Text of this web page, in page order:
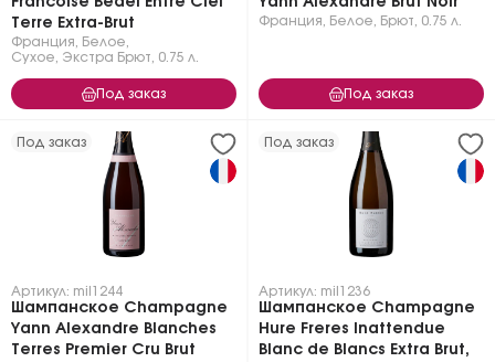
Terre Extra-Brut
Франция Белое
Сухое, Экстра Брют
0.75 л.
Под заказ
Франция Белое Брют 0.75 л.
Под заказ
Под заказ
Артикул: mil1244
Шампанское Champagne
Yann Alexandre Blanches
Terres Premier Cru Brut
Под заказ
Артикул: mil1236
Шампанское Champagne
Hure Freres Inattendue
Blanc de Blancs Extra Brut,